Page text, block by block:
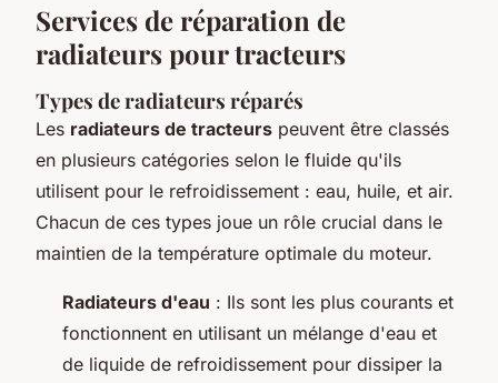
Services de réparation de
radiateurs pour tracteurs
Types de radiateurs réparés
Les radiateurs de tracteurs peuvent être classés
en plusieurs catégories selon le fluide qu'ils
utilisent pour le refroidissement : eau, huile, et air.
Chacun de ces types joue un rôle crucial dans le
maintien de la température optimale du moteur.
Radiateurs d'eau : Ils sont les plus courants et
fonctionnent en utilisant un mélange d'eau et
de liquide de refroidissement pour dissiper la